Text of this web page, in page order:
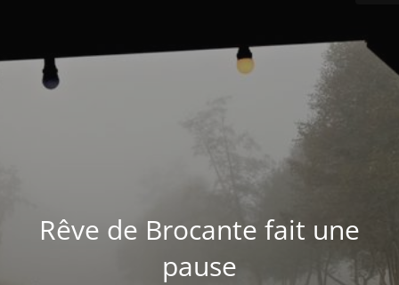
Rêve de Brocante fait une
pause